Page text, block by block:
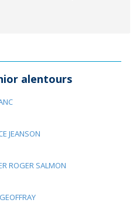
alentours
JEANSON
ROGER SALMON